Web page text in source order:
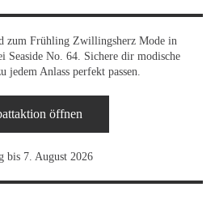
zum Frühling Zwillingsherz Mode in
Seaside No. 64. Sichere dir modische
jedem Anlass perfekt passen.
öffnen
bis 7. August 2026